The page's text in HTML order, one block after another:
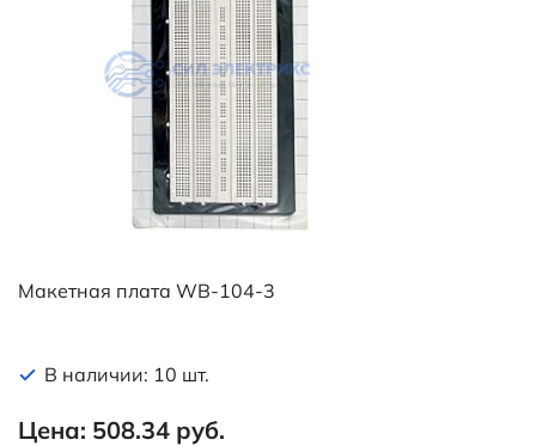
Макетная плата WB-104-3
В наличии: 10 шт.
Цена: 508.34 руб.